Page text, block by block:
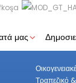
μας Τα
Τραπεζικό